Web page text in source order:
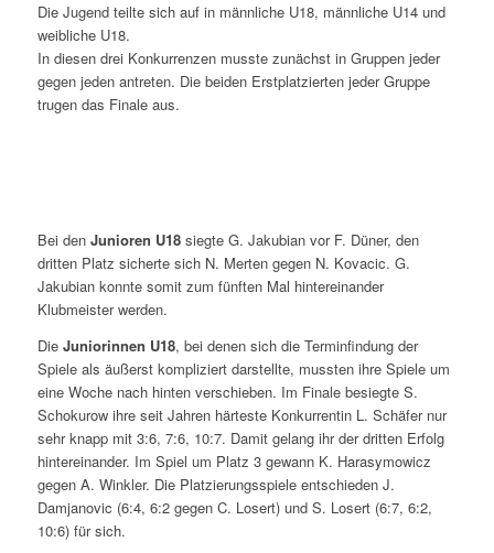
Die Jugend teilte sich auf in männliche U18, männliche U14 und
weibliche U18.
In diesen drei Konkurrenzen musste zunächst in Gruppen jeder
gegen jeden antreten. Die beiden Erstplatzierten jeder Gruppe
trugen das Finale aus.
Bei den Junioren U18siegte G. Jakubian vor F. Düner, den
dritten Platz sicherte sich N. Merten gegen N. Kovacic. G.
Jakubian konnte somit zum fünften Mal hintereinander
Klubmeister werden.
Die Juniorinnen U18, bei denen sich die Terminfindung der
Spiele als äußerst kompliziert darstellte, mussten ihre Spiele um
eine Woche nach hinten verschieben. Im Finale besiegte S.
Schokurow ihre seit Jahren härteste Konkurrentin L. Schäfer nur
sehr knapp mit 3:6, 7:6, 10:7. Damit gelang ihr der dritten Erfolg
hintereinander. Im Spiel um Platz 3 gewann K. Harasymowicz
gegen A. Winkler. Die Platzierungsspiele entschieden J.
Damjanovic (6:4, 6:2 gegen C. Losert) und S. Losert (6:7, 6:2,
10:6) für sich.